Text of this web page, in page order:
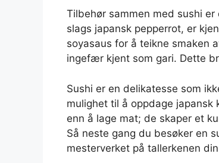
Tilbehør sammen med sushi
slags japansk pepperrot, er
soyasaus for å teikne smaken
ingefær kjent som gari. Dette
Sushi er en delikatesse som
mulighet til å oppdage japansk
enn å lage mat; de skaper et
Så neste gang du besøker en
mesterverket på tallerkenen